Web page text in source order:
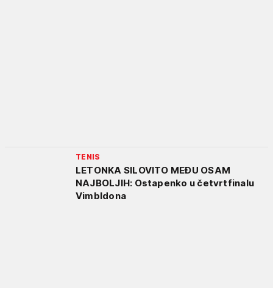
TENIS
LETONKA SILOVITO MEĐU OSAM
NAJBOLJIH: Ostapenko u četvrtfinalu
Vimbldona